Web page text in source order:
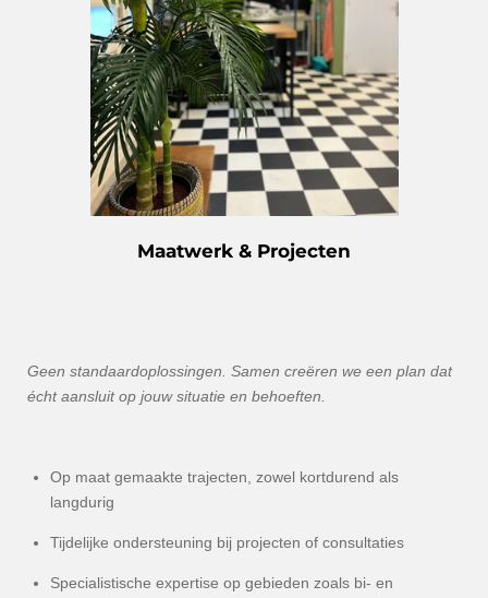
Maatwerk & Projecten
Geen standaardoplossingen. Samen creëren we een plan dat
écht aansluit op jouw situatie en behoeften.
Op maat gemaakte trajecten, zowel kortdurend als
langdurig
Tijdelijke ondersteuning bij projecten of consultaties
Specialistische expertise op gebieden zoals bi- en